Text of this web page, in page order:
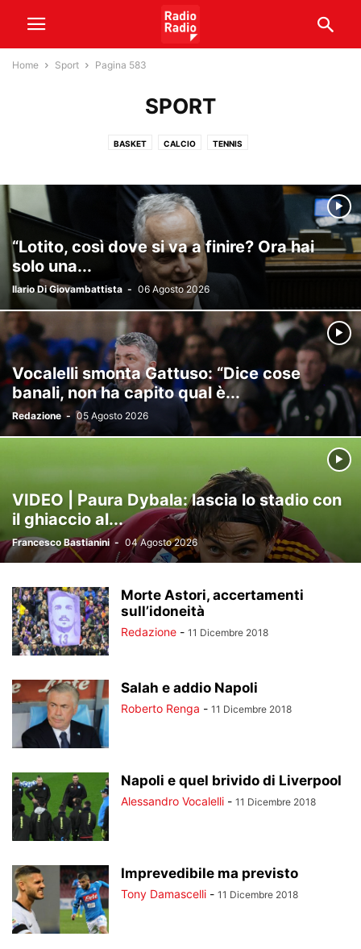
Home Sport Pagina 583
SPORT
BASKET CALCIO TENNIS
“Lotito, così dove si va a finire? Ora hai
solo una...
Ilario Di Giovambattista - 06 Agosto 2026
Vocalelli smonta Gattuso: “Dice cose
banali, non ha capito qual è...
Redazione - 05 Agosto 2026
VIDEO | Paura Dybala: lascia lo stadio con
il ghiaccio al...
Francesco Bastianini - 04 Agosto 2026
Morte Astori, accertamenti
sull’idoneità
Redazione - 11 Dicembre 2018
Salah e addio Napoli
Roberto Renga - 11 Dicembre 2018
Napoli e quel brivido di Liverpool
Alessandro Vocalelli - 11 Dicembre 2018
Imprevedibile ma previsto
Tony Damascelli - 11 Dicembre 2018